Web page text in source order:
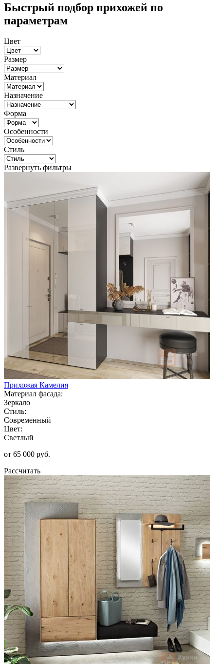
Быстрый подбор прихожей по
параметрам
Цвет
Размер
Материал
Назначение
Форма
Особенности
Стиль
Развернуть фильтры
Прихожая Камелия
Материал фасада:
Зеркало
Стиль:
Современный
Цвет:
Светлый
от 65 000 руб.
Рассчитать